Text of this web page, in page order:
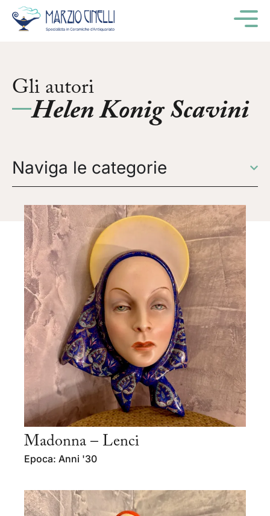
Gli autori
Helen Konig Scavini
Naviga le categorie
Madonna – Lenci
Epoca: Anni '30